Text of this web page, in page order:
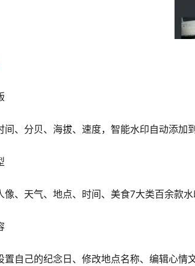
间、分贝、海拔、速度，智能水印自动添加到
、天气、地点、时间、美食7大类百余款水
自己的纪念日、修改地点名称、编辑心情文